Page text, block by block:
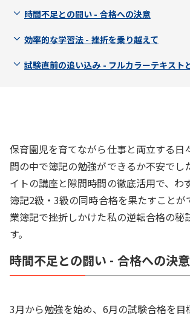
時間不足との闘い - 合格への決意
効率的な学習法 - 挫折を乗り越えて
試験直前の追い込み - フルカラーテキスト
保育園児を育てながら仕事と両立する日
間の中で簿記の勉強ができるか不安でし
イトの講座と隙間時間の徹底活用で、わ
簿記2級・3級の同時合格を果たすことが
業簿記で挫折しかけた私の逆転合格の秘
す。
時間不足との闘い - 合格への決意
3月から勉強を始め、6月の試験合格を目